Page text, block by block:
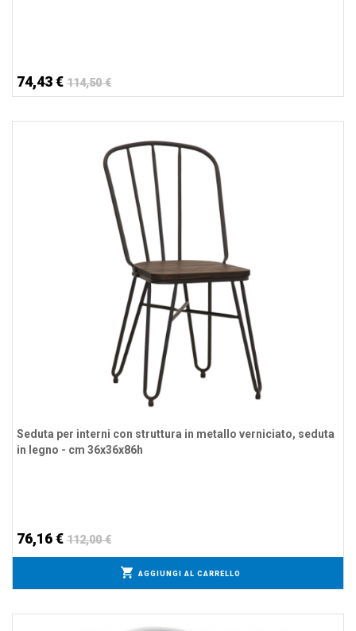
74,43 € 114,50 €
Seduta per interni con struttura in metallo verniciato, seduta
in legno - cm 36x36x86h
76,16 € 112,00 €
AGGIUNGI AL CARRELLO